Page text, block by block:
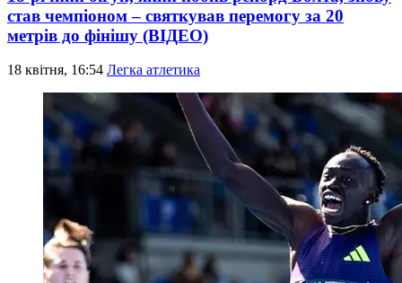
став чемпіоном – святкував перемогу за 20
метрів до фінішу (ВІДЕО)
18 квітня, 16:54 Легка атлетика